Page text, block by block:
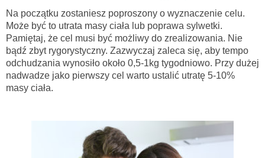
Na początku zostaniesz poproszony o wyznaczenie celu.
Może być to utrata masy ciała lub poprawa sylwetki.
Pamiętaj, że cel musi być możliwy do zrealizowania. Nie
bądź zbyt rygorystyczny. Zazwyczaj zaleca się, aby tempo
odchudzania wynosiło około 0,5-1kg tygodniowo. Przy dużej
nadwadze jako pierwszy cel warto ustalić utratę 5-10%
masy ciała.